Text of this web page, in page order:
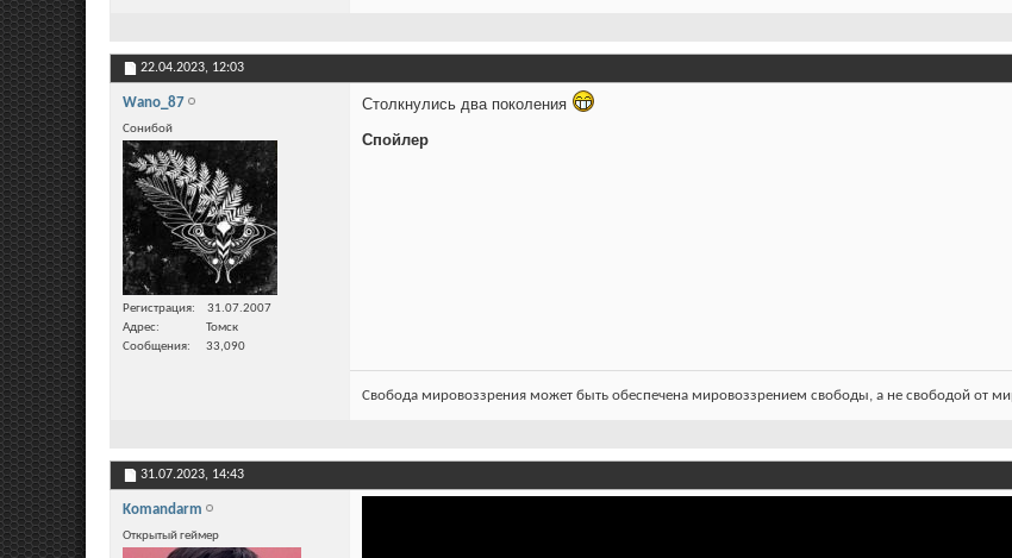
22.04.2023, 12:03
Wano_87
Сонибой
Регистрация
31.07.2007
Адрес
Томск
Сообщения
33,090
Столкнулись два поколения
Спойлер
Свобода мировоззрения может быть обеспечена мировоззрением свободы, а не свободой от
31.07.2023, 14:43
Komandarm
Открытый геймер